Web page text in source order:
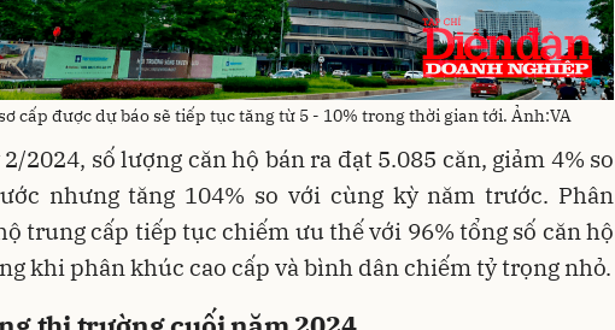
cấp được dự báo sẽ tiếp tục tăng từ 5 - 10% trong thời gian tới. Ảnh:VA
2024, số lượng căn hộ bán ra đạt 5.085 căn, giảm 4% so
nhưng tăng 104% so với cùng kỳ năm trước. Phân
trung cấp tiếp tục chiếm ưu thế với 96% tổng số căn hộ
khi phân khúc cao cấp và bình dân chiếm tỷ trọng nhỏ.